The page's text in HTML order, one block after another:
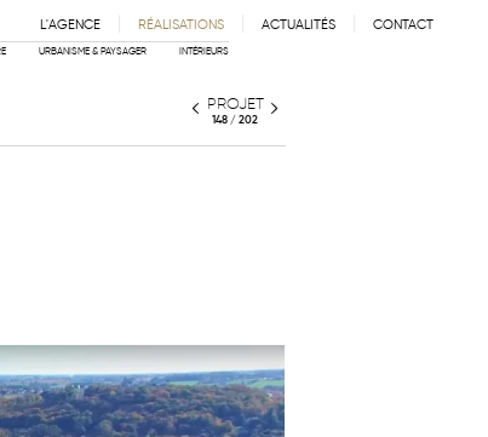
L'AGENCE
PARTENAIRES
RÉALISATIONS
URBANISME & PAYSAGER INTÉRIEURS
ACTUALITÉS CONTACT
PROJET
148 / 202